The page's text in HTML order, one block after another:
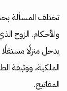
تختلف المسألة
والأحكام. الزوج
يدخل منزلًا
الملكية، ووثيقة
المفاتيح.